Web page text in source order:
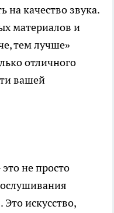
на качество звука.
материалов и
тем лучше»
отличного
вашей
не просто
искусство,